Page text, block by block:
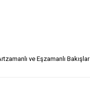
ve Eşzamanlı Bakışlar